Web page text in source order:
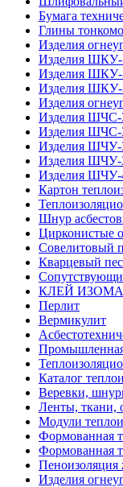
Бумага
Глины
Изделия
Изделия ШКУ-
Изделия ШКУ-
Изделия ШКУ-
Изделия
Изделия ШЧС-
Изделия ШЧС-
Изделия ШЧУ-
Изделия ШЧУ-
Изделия ШЧУ-
Картон
Шнур
Цирконистые
Совелитовый
Кварцевый
КЛЕЙ
Перлит
Вермикулит
Промышленная
Каталог
Веревки,
Ленты, ткани,
Модули
Формованная
Формованная
Пеноизоляция
Изделия